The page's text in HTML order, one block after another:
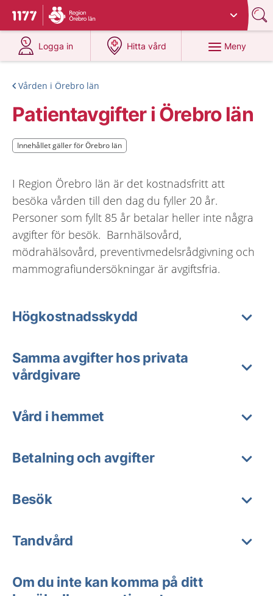
Till startsidan för 1177
Du har valt region
Logga in
på 1177.se
Hitta vård
på 1177.se
Meny
Vården i Örebro län
Patientavgifter i Örebro län
Innehållet gäller för Örebro län
Innehållet gäller för Örebro län
I Region Örebro län är det kostnadsfritt att
besöka vården till den dag du fyller 20 år.
Personer som fyllt 85 år betalar heller inte några
avgifter för besök. Barnhälsovård,
mödrahälsovård, preventivmedelsrådgivning och
mammografiundersökningar är avgiftsfria.
Högkostnadsskydd
Samma avgifter hos privata
vårdgivare
Vård i hemmet
Betalning och avgifter
Besök
Tandvård
Om du inte kan komma på ditt